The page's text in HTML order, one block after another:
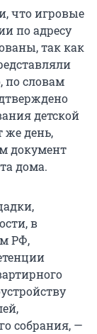
что игровые
по адресу
так как
по словам
детской
же день,
документ
дома.
в
РФ,
собрания, —